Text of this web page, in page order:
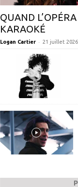
QUAND
KARAOKÉ
Logan Cartier - 21 juillet 2026